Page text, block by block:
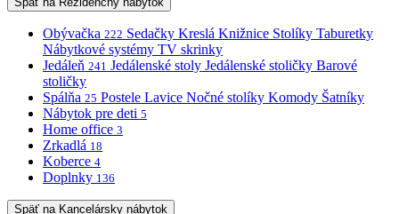
Obývačka 222 Sedačky Kreslá Knižnice Stolíky Taburetky
Nábytkové systémy TV skrinky
Jedáleň 241 Jedálenské stoly Jedálenské stoličky Barové
stoličky
Spálňa 25 Postele Lavice Nočné stolíky Komody Šatníky
Nábytok pre deti 5
Home office 3
Zrkadlá 18
Koberce 4
Doplnky 136
Späť na Kancelársky nábytok